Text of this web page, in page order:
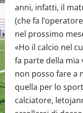
anni, infatti, il
(che fa
nel prossimo
«Ho il calcio nel
fa parte della mia
non posso fare a
quella per lo
calciatore,